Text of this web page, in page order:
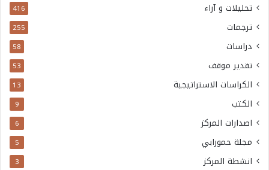
تحليلات و آراء 416
ترجمات 255
دراسات 58
تقدير موقف 53
الكراسات الاستراتيجية 13
الكتب 9
اصدارات المركز 6
مجلة حمورابي 5
انشطة المركز 3